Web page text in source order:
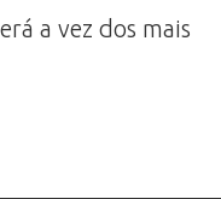
a vez dos mais